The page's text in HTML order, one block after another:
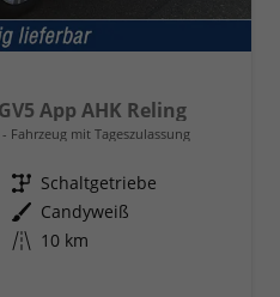
App AHK Reling
Fahrzeug mit Tageszulassung
Getriebe Schaltgetriebe
Außenfarbe Candyweiß
Kilometerstand 10 km